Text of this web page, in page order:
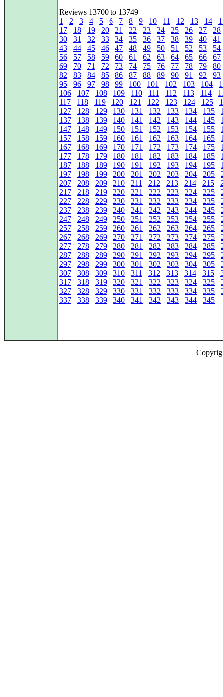
Reviews 13700 to 13749
1
2 3 4 5 6 7 8 9 10 11 12 13 14
17
18 19 20 21 22 23 24 25 26 27
28
30
31 32 33 34 35 36 37 38 39 40
41
43
44 45 46 47 48 49 50 51 52 53
54
56
57 58 59 60 61 62 63 64 65 66
67
69
70 71 72 73 74 75 76 77 78 79
80
82
83 84 85 86 87 88 89 90 91 92
93
95
96 97 98 99 100 101 102 103 104
106
107 108 109 110 111 112 113 114
117
118 119 120 121 122 123 124 125
127
128 129 130 131 132 133 134 135
137
138 139 140 141 142 143 144 145
147
148 149 150 151 152 153 154 155
157
158 159 160 161 162 163 164 165
167
168 169 170 171 172 173 174 175
177
178 179 180 181 182 183 184 185
187
188 189 190 191 192 193 194 195
197
198 199 200 201 202 203 204 205
207
208 209 210 211 212 213 214 215
217
218 219 220 221 222 223 224 225
227
228 229 230 231 232 233 234 235
237
238 239 240 241 242 243 244 245
247
248 249 250 251 252 253 254 255
257
258 259 260 261 262 263 264 265
267
268 269 270 271 272 273 274 275
277
278 279 280 281 282 283 284 285
287
288 289 290 291 292 293 294 295
297
298 299 300 301 302 303 304 305
307
308 309 310 311 312 313 314 315
317
318 319 320 321 322 323 324 325
327
328 329 330 331 332 333 334 335
337
338 339 340 341 342 343 344 345